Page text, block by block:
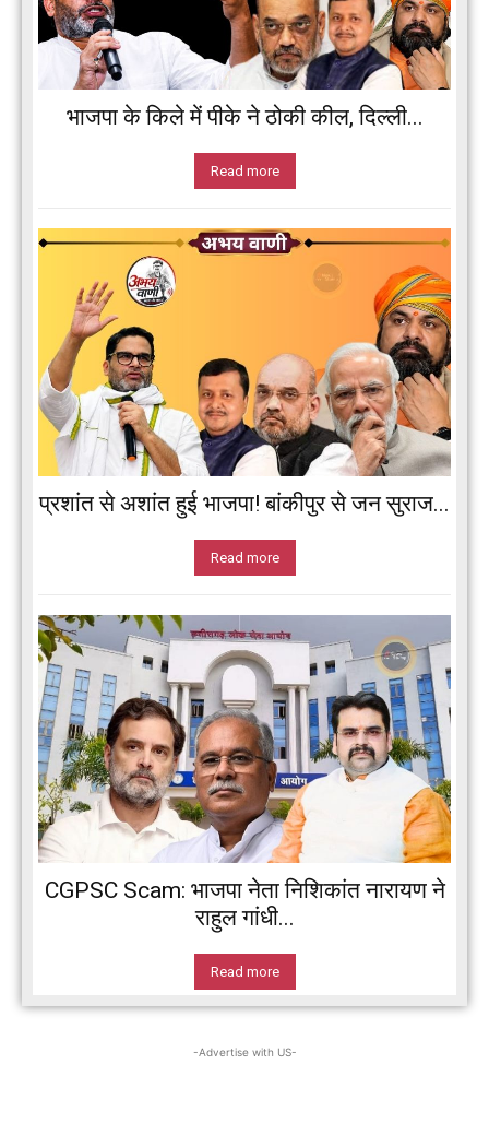
भाजपा के किले में पीके ने ठोकी कील, दिल्ली...
Read more
प्रशांत से अशांत हुई भाजपा! बांकीपुर से जन सुराज...
Read more
CGPSC Scam: भाजपा नेता निशिकांत नारायण ने
राहुल गांधी...
Read more
-Advertise with US-